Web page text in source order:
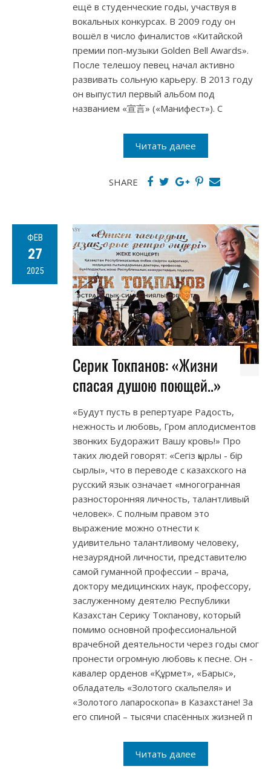
ещё в студенческие годы, участвуя в
вокальных конкурсах. В 2009 году он
вошёл в число финалистов «Китайской
премии поп-музыки Golden Bell Awards».
После телешоу певец начал активно
развивать сольную карьеру. В 2013 году
он выпустил первый альбом под
названием «宣言» («Манифест»). С
Читать далее
SHARE
ФЕВ
27
2025
Серик Токпанов: «Жизни
спасая душою поющей..»
«Будут пусть в репертуаре Радость,
нежность и любовь, Гром аплодисментов
звонких Будоражит Вашу кровь!» Про
таких людей говорят: «Сегіз қырлы - бір
сырлы», что в переводе с казахского на
русский язык означает «многогранная
разносторонняя личность, талантливый
человек». С полным правом это
выражение можно отнести к
удивительно талантливому человеку,
незаурядной личности, представителю
самой гуманной профессии – врача,
доктору медицинских наук, профессору,
заслуженному деятелю Республики
Казахстан Серику Токпанову, который
помимо основной профессиональной
врачебной деятельности через годы смог
пронести огромную любовь к песне. Он -
кавалер орденов «Құрмет», «Барыс»,
обладатель «Золотого скальпеля» и
«Золотого лапароскопа» в Казахстане! За
его спиной – тысячи спасённых жизней п
Читать далее